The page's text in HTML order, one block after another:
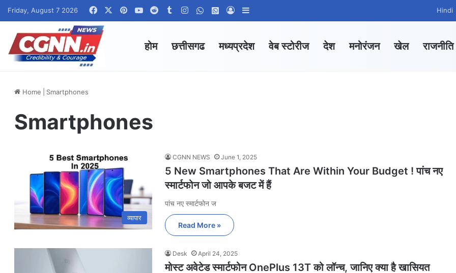
Friday, August 7 2026 FacebookPinterestYouTubeRedditTumblrInstagramWhatsApp Channel
WhatsApp Group
Log In Hindi
होम छत्तीसगढ मध्यप्रदेश वेब स्टोरीज देश मनोरंजन खेल राजनीति
Home Smartphones
Smartphones
व्यापार
CGNN NEWS June 1, 2025
5 New Smartphones That Are Within Your Budget ! पांच नए
स्मार्टफोन जो आपके बजट में हैं
पांच नए स्मार्टफोन ज
Read More »
Desk April 24, 2025
मोस्ट अवेटेड स्मार्टफोन OnePlus 13T को लॉन्च, जानिए क्या है खासियत